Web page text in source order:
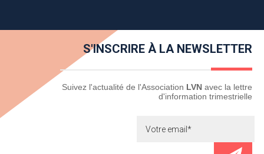
S'INSCRIRE À LA NEWSLETTER
Newsletter Suivez l'actualité de l'Association LVN avec la lettre
d'information trimestrielle